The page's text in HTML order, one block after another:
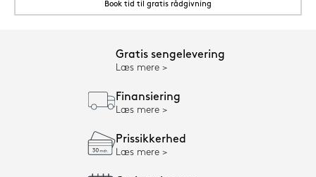
Book tid til gratis rådgivning
Gratis sengelevering
Læs mere
Finansiering
Læs mere
Prissikkerhed
Læs mere